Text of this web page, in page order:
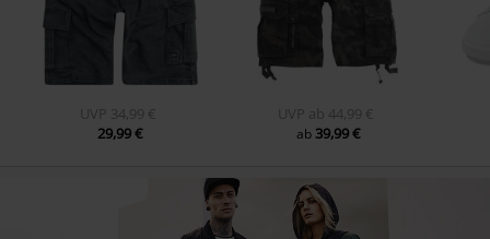
UVP 34,99 €
29,99 €
UVP ab 44,99 €
ab39,99 €